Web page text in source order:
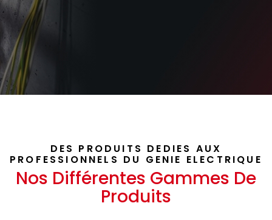
DES PRODUITS DEDIES AUX
PROFESSIONNELS DU GENIE ELECTRIQUE
Nos Différentes Gammes De
Produits